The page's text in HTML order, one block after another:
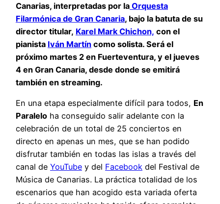
Canarias, interpretadas por la Orquesta
Filarmónica de Gran Canaria, bajo la batuta de su
director titular, Karel Mark Chichon, con el
pianista Iván Martín como solista. Será el
próximo martes 2 en Fuerteventura, y el jueves
4 en Gran Canaria, desde donde se emitirá
también en streaming.
En una etapa especialmente difícil para todos, En
Paralelo ha conseguido salir adelante con la
celebración de un total de 25 conciertos en
directo en apenas un mes, que se han podido
disfrutar también en todas las islas a través del
canal de YouTube y del Facebook del Festival de
Música de Canarias. La práctica totalidad de los
escenarios que han acogido esta variada oferta